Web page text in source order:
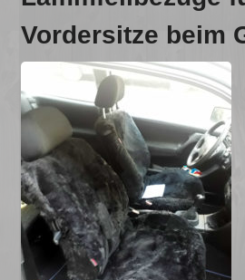
Vordersitze beim